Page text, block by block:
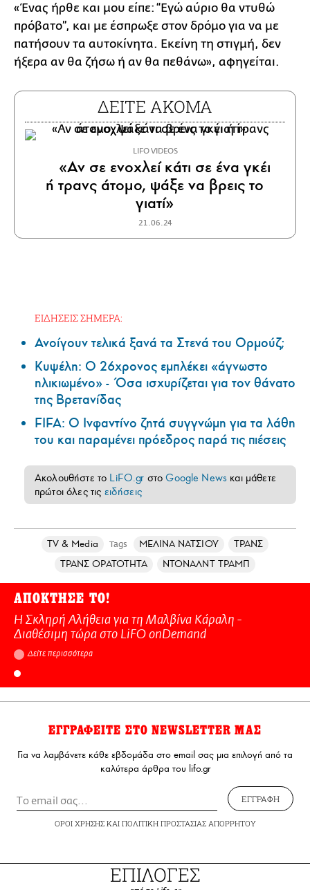
«Ένας ήρθε και μου είπε: “Εγώ αύριο θα ντυθώ
πρόβατο”, και με έσπρωξε στον δρόμο για να με
πατήσουν τα αυτοκίνητα. Εκείνη τη στιγμή, δεν
ήξερα αν θα ζήσω ή αν θα πεθάνω», αφηγείται.
ΔΕΙΤΕ ΑΚΟΜΑ
LIFO VIDEOS
«Αν σε ενοχλεί κάτι σε ένα γκέι
ή τρανς άτομο, ψάξε να βρεις το
γιατί»
21.06.24
ΕΙΔΗΣΕΙΣ ΣΗΜΕΡΑ:
Ανοίγουν τελικά ξανά τα Στενά του Ορμούζ;
Κυψέλη: Ο 26χρονος εμπλέκει «άγνωστο
ηλικιωμένο» - Όσα ισχυρίζεται για τον θάνατο
της Βρετανίδας
FIFA: Ο Ινφαντίνο ζητά συγγνώμη για τα λάθη
του και παραμένει πρόεδρος παρά τις πιέσεις
Ακολουθήστε το LiFO.gr στοGoogle News και μάθετε
πρώτοι όλες τις ειδήσεις
TV & Media Tags ΜΕΛΙΝΑ ΝΑΤΣΙΟΥ
ΤΡΑΝΣ
ΤΡΑΝΣ ΟΡΑΤΟΤΗΤΑ
ΝΤΟΝΑΛΝΤ ΤΡΑΜΠ
ΑΠΟΚΤΗΣΕ ΤΟ!
Η Σκληρή Αλήθεια για τη Μαλβίνα Κάραλη -
Διαθέσιμη τώρα στo LiFO onDemand
Δείτε περισσότερα
ΕΓΓΡΑΦΕΙΤΕ ΣΤΟ NEWSLETTER ΜΑΣ
Για να λαμβάνετε κάθε εβδομάδα στο email σας μια επιλογή από τα
καλύτερα άρθρα του lifo.gr
ΕΓΓΡΑΦΗ
ΟΡΟΙ ΧΡΗΣΗΣΚΑΙ ΠΟΛΙΤΙΚΗ ΠΡΟΣΤΑΣΙΑΣ ΑΠΟΡΡΗΤΟΥ
ΕΠΙΛΟΓΕΣ